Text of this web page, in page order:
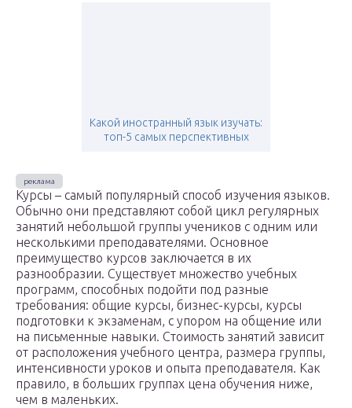
Какой иностранный язык изучать:
топ-5 самых перспективных
Курсы – самый популярный способ изучения языков.
Обычно они представляют собой цикл регулярных
занятий небольшой группы учеников с одним или
несколькими преподавателями. Основное
преимущество курсов заключается в их
разнообразии. Существует множество учебных
программ, способных подойти под разные
требования: общие курсы, бизнес-курсы, курсы
подготовки к экзаменам, с упором на общение или
на письменные навыки. Стоимость занятий зависит
от расположения учебного центра, размера группы,
интенсивности уроков и опыта преподавателя. Как
правило, в больших группах цена обучения ниже,
чем в маленьких.